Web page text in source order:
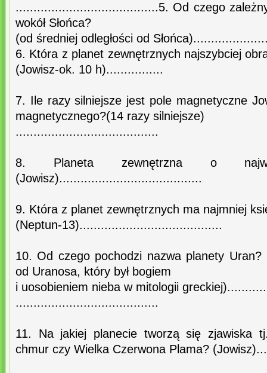
........................................5. Od czego
wokół Słońca?
(od średniej odległości od
6. Która z planet zewnętrznych najszybciej
(Jowisz-ok. 10 h)................
7. Ile razy silniejsze jest pole magnetyczne
magnetycznego?(14 razy silniejsze)
........................................
8. Planeta zewnętrzna o
(Jowisz)........................................
9. Która z planet zewnętrznych ma najmniej
(Neptun-13)........................................
10. Od czego pochodzi nazwa planety Uran?
od Uranosa, który był bogiem
i uosobieniem nieba w mitologii
........................................
11. Na jakiej planecie tworzą się zjawiska
chmur czy Wielka Czerwona Plama?